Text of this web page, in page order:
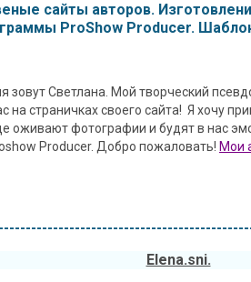
сайты авторов.
ProShow Producer.
зовут Светлана. Мой творческий
на страничках своего сайта! Я хочу
оживают фотографии и будят в нас
Producer. Добро пожаловать! Мои
Elena.sni.